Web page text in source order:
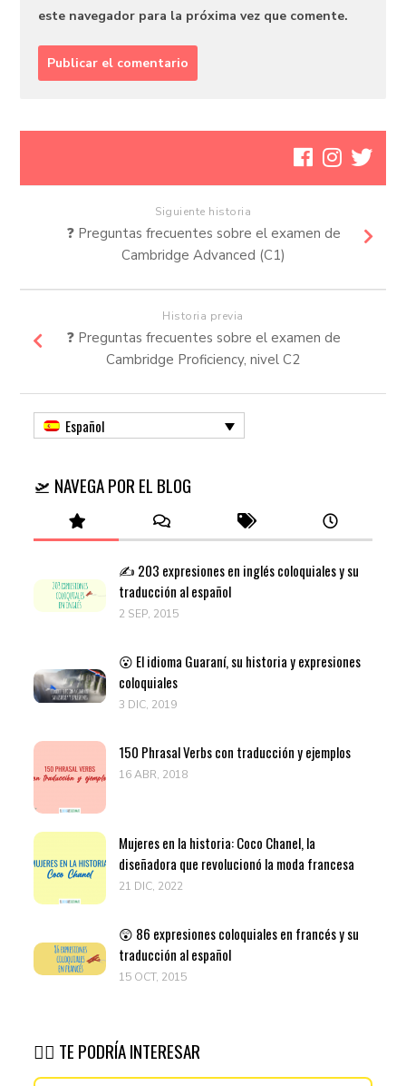
este navegador para la próxima vez que comente.
Siguiente historia
❓ Preguntas frecuentes sobre el examen de
Cambridge Advanced (C1)
Historia previa
❓ Preguntas frecuentes sobre el examen de
Cambridge Proficiency, nivel C2
Español
🛫 NAVEGA POR EL BLOG
✍️ 203 expresiones en inglés coloquiales y su
traducción al español
2 SEP, 2015
😮 El idioma Guaraní, su historia y expresiones
coloquiales
3 DIC, 2019
150 Phrasal Verbs con traducción y ejemplos
16 ABR, 2018
Mujeres en la historia: Coco Chanel, la
diseñadora que revolucionó la moda francesa
21 DIC, 2022
😲 86 expresiones coloquiales en francés y su
traducción al español
15 OCT, 2015
👉🏽 TE PODRÍA INTERESAR